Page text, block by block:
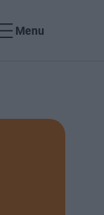
Menu